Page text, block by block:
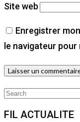
Site web
Enregistrer
le navigateur
Search
FIL ACTUALITE